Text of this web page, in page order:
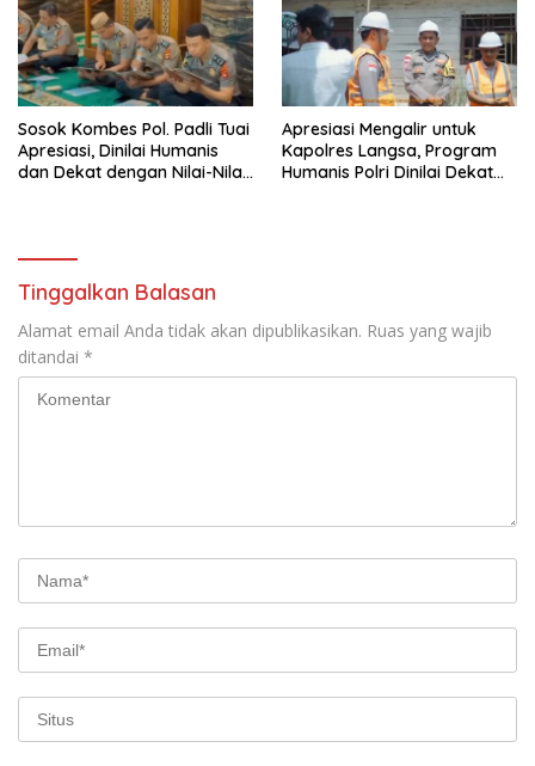
Sosok Kombes Pol. Padli Tuai
Apresiasi, Dinilai Humanis
dan Dekat dengan Nilai-Nilai
Apresiasi Mengalir untuk
Kapolres Langsa, Program
Humanis Polri Dinilai Dekat
Tinggalkan Balasan
Alamat email Anda tidak akan dipublikasikan. Ruas yang wajib
ditandai *